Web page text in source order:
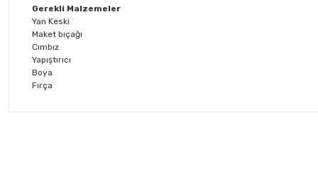
Gerekli Malzemeler
Yan Keski
Maket bıçağı
Cımbız
Yapıştırıcı
Boya
Fırça